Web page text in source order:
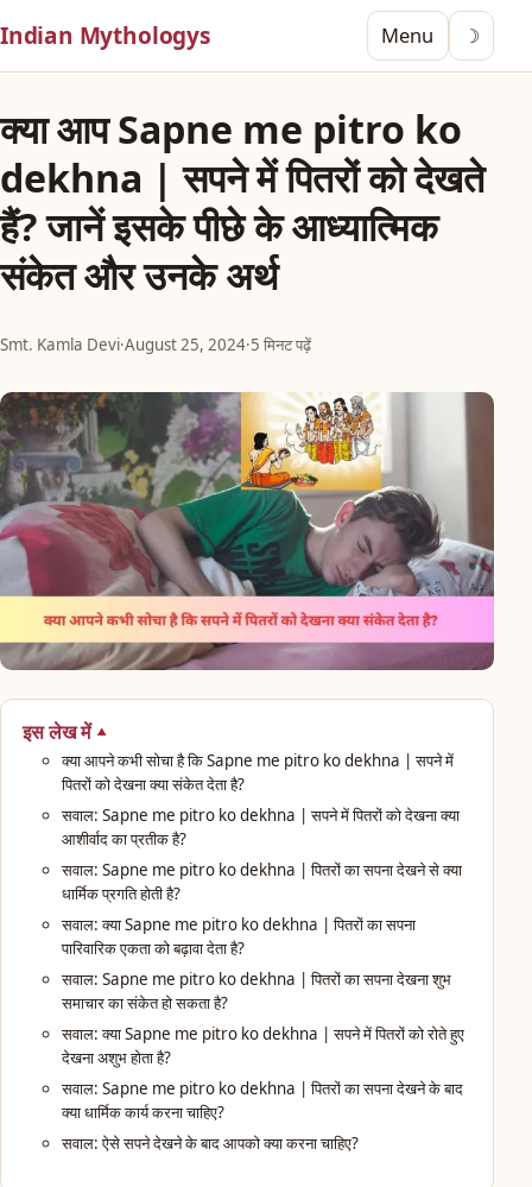
Indian Mythologys Menu ☽
क्या आप Sapne me pitro ko
dekhna | सपने में पितरों को देखते
हैं? जानें इसके पीछे के आध्यात्मिक
संकेत और उनके अर्थ
Smt. Kamla Devi·August 25, 2024·5 मिनट पढ़ें
इस लेख में
क्या आपने कभी सोचा है कि Sapne me pitro ko dekhna | सपने में
पितरों को देखना क्या संकेत देता है?
सवाल: Sapne me pitro ko dekhna | सपने में पितरों को देखना क्या
आशीर्वाद का प्रतीक है?
सवाल: Sapne me pitro ko dekhna | पितरों का सपना देखने से क्या
धार्मिक प्रगति होती है?
सवाल: क्या Sapne me pitro ko dekhna | पितरों का सपना
पारिवारिक एकता को बढ़ावा देता है?
सवाल: Sapne me pitro ko dekhna | पितरों का सपना देखना शुभ
समाचार का संकेत हो सकता है?
सवाल: क्या Sapne me pitro ko dekhna | सपने में पितरों को रोते हुए
देखना अशुभ होता है?
सवाल: Sapne me pitro ko dekhna | पितरों का सपना देखने के बाद
क्या धार्मिक कार्य करना चाहिए?
सवाल: ऐसे सपने देखने के बाद आपको क्या करना चाहिए?